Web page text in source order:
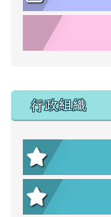
行政組織